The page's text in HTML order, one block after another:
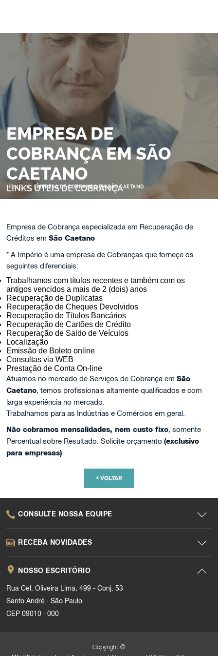
EMPRESA DE
COBRANÇA EM SÃO
CAETANO
LINKS ÚTEIS DE COBRANÇA
HOME > EMPRESA DE COBRANÇA EM SÃO CAETANO
Empresa de Cobrança especializada em Recuperação de
Créditos emSão Caetano
* A Império é uma empresa de Cobranças que forneçe os
seguintes diferenciais:
Trabalhamos com títulos recentes e também com os
antigos vencidos a mais de 2 (dois) anos
Recuperação de Duplicatas
Recuperação de Cheques Devolvidos
Recuperação de Títulos Bancários
Recuperação de Cartões de Crédito
Recuperação de Saldo de Veículos
Localização
Emissão de Boleto online
Consultas via WEB
Prestação de Conta On-line
Atuamos no mercado de Serviços de Cobrança emSão
Caetano, temos profissionais altamente qualificados e com
larga experiência no mercado.
Trabalhamos para as Indústrias e Comércios em geral.
Não cobramos mensalidades, nem custo fixo, somente
Percentual sobre Resultado. Solicite orçamento(exclusivo
para empresas)
<VOLTAR
CONSULTE NOSSA EQUIPE
RECEBA NOVIDADES
NOSSO ESCRITÓRIO
Rua Cel. Oliveira Lima, 499 - Conj. 53
Santo André
São Paulo
CEP 09010
000
Copyright ©